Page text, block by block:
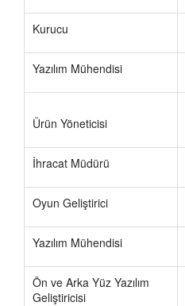
Kurucu
Yazılım Mühendisi
Ürün Yöneticisi
İhracat Müdürü
Oyun Geliştirici
Yazılım Mühendisi
Ön ve Arka Yüz Yazılım
Geliştiricisi